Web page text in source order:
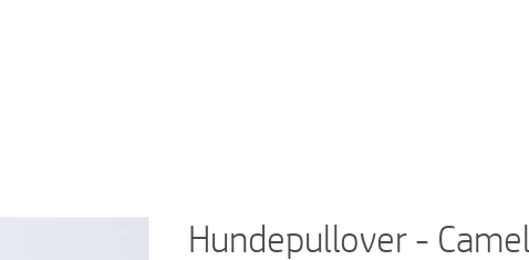
Hundepullover - Camel